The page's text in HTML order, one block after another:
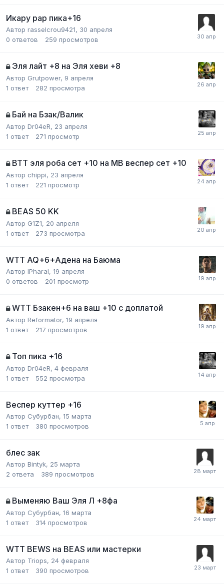
Икару рар пика+16
Автор rasselcrou9421, 30 апреля
0 ответов 259 просмотров
Эля лайт +8 на Эля хеви +8
Автор Grutpower, 9 апреля
1 ответ 282 просмотра
Бай на Бзак/Валик
Автор Dr04eR, 23 апреля
1 ответ 271 просмотр
ВТТ эля роба сет +10 на МВ веспер сет +10
Автор chippi, 23 апреля
1 ответ 221 просмотр
BEAS 50 KK
Автор G1Z1, 20 апреля
1 ответ 273 просмотра
WTT AQ+6+Адена на Баюма
Автор lPharal, 19 апреля
0 ответов 201 просмотр
WTT Бзакен+6 на ваш +10 с доплатой
Автор Reformator, 19 апреля
1 ответ 217 просмотров
Топ пика +16
Автор Dr04eR, 4 февраля
1 ответ 552 просмотра
Веспер куттер +16
Автор Субурбан, 15 марта
1 ответ 380 просмотров
блес зак
Автор Bintyk, 25 марта
2 ответа 389 просмотров
Выменяю Ваш Эля Л +8фа
Автор Субурбан, 16 марта
1 ответ 314 просмотров
WTT BEWS на BEAS или мастерки
Автор Triops, 24 февраля
1 ответ 390 просмотров